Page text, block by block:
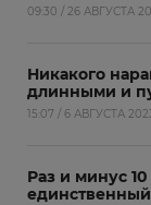
09:30 / 26 АВГУСТА
Никакого
длинными и
15:07 / 6 АВГУСТА
Раз и минус